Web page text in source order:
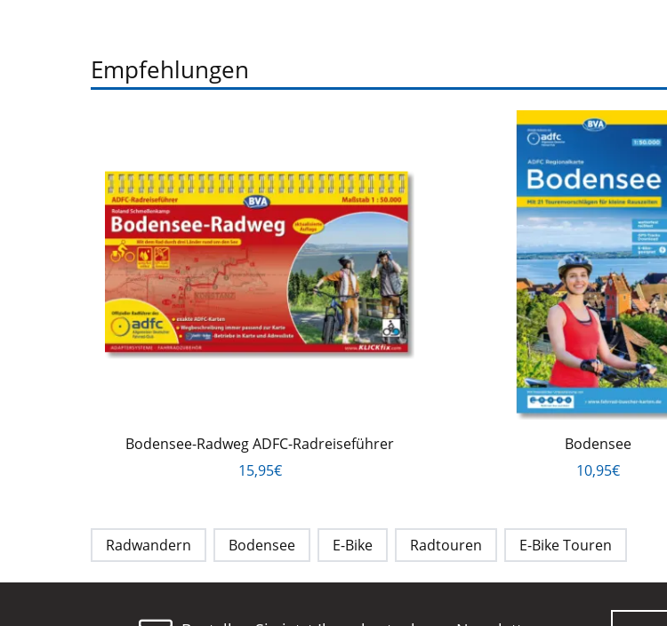
Empfehlungen
Bodensee-Radweg ADFC-Radreiseführer
15,95€
Bodensee
10,95€
Radwandern Bodensee E-Bike Radtouren E-Bike Touren
E-Mail